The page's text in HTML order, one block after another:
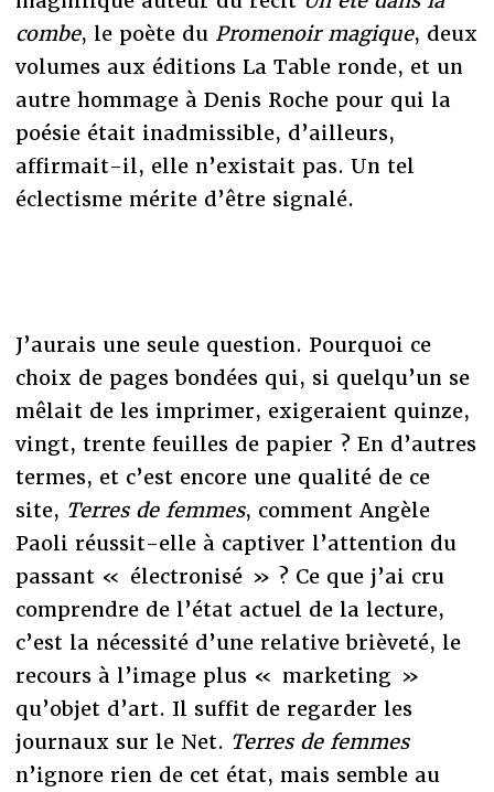
combe, le poète du Promenoir magique, deux
volumes aux éditions La Table ronde, et un
autre hommage à Denis Roche pour qui la
poésie était inadmissible, d’ailleurs,
affirmait-il, elle n’existait pas. Un tel
éclectisme mérite d’être signalé.
J’aurais une seule question. Pourquoi ce
choix de pages bondées qui, si quelqu’un se
mêlait de les imprimer, exigeraient quinze,
vingt, trente feuilles de papier ? En d’autres
termes, et c’est encore une qualité de ce
site, Terres de femmes, comment Angèle
Paoli réussit-elle à captiver l’attention du
passant « électronisé » ? Ce que j’ai cru
comprendre de l’état actuel de la lecture,
c’est la nécessité d’une relative brièveté, le
recours à l’image plus « marketing »
qu’objet d’art. Il suffit de regarder les
journaux sur le Net. Terres de femmes
n’ignore rien de cet état, mais semble au